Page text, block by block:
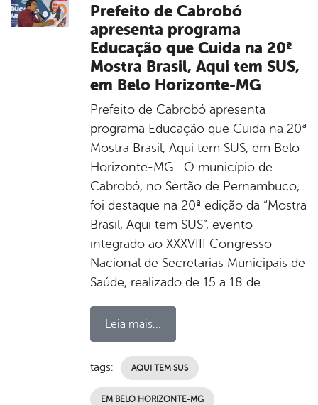
Prefeito de Cabrobó
apresenta programa
Educação que Cuida na 20ª
Mostra Brasil, Aqui tem SUS,
em Belo Horizonte-MG
Prefeito de Cabrobó apresenta
programa Educação que Cuida na 20ª
Mostra Brasil, Aqui tem SUS, em Belo
Horizonte-MG O município de
Cabrobó, no Sertão de Pernambuco,
foi destaque na 20ª edição da “Mostra
Brasil, Aqui tem SUS”, evento
integrado ao XXXVIII Congresso
Nacional de Secretarias Municipais de
Saúde, realizado de 15 a 18 de
Leia mais...
tags: AQUI TEM SUS
EM BELO HORIZONTE-MG